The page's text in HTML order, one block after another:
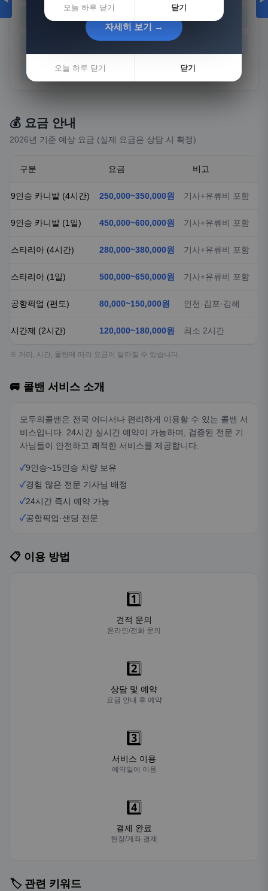
경기 충남
전남 경북
💰 요금 안내
2026년 기준 예상 요금 (실제 요금은 상담 시 확정)
구분 요금 비고
9인승 카니발 (4시간) 250,000~350,000원 기사+유류비 포함
9인승 카니발 (1일) 450,000~600,000원 기사+유류비 포함
스타리아 (4시간) 280,000~380,000원 기사+유류비 포함
스타리아 (1일) 500,000~650,000원 기사+유류비 포함
공항픽업 (편도) 80,000~150,000원 인천·김포·김해
시간제 (2시간) 120,000~180,000원 최소 2시간
※ 거리, 시간, 물량에 따라 요금이 달라질 수 있습니다.
🚐 콜밴 서비스 소개
모두의콜밴은 전국 어디서나 편리하게 이용할 수 있는 콜밴 서
비스입니다. 24시간 실시간 예약이 가능하며, 검증된 전문 기
사님들이 안전하고 쾌적한 서비스를 제공합니다.
✓9인승~15인승 차량 보유
✓경험 많은 전문 기사님 배정
✓24시간 즉시 예약 가능
✓공항픽업·샌딩 전문
📋 이용 방법
1️⃣
견적 문의
온라인/전화 문의
2️⃣
상담 및 예약
요금 안내 후 예약
3️⃣
서비스 이용
예약일에 이용
4️⃣
결제 완료
현장/계좌 결제
🏷️ 관련 키워드
오늘 하루 닫기 닫기
자세히 보기 →
오늘 하루 닫기 닫기
자세히 보기 →
오늘 하루 닫기 닫기